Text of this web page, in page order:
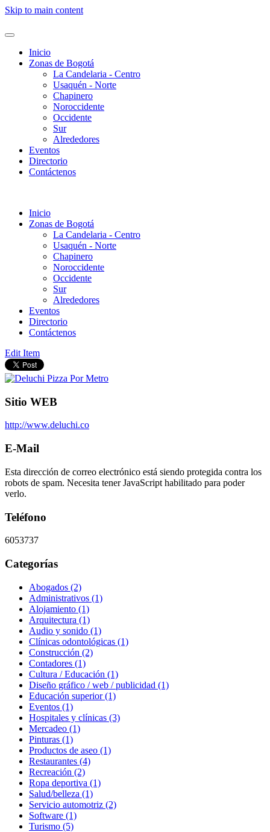
Skip to main content
Inicio
Zonas de Bogotá
La Candelaria - Centro
Usaquén - Norte
Chapinero
Noroccidente
Occidente
Sur
Alrededores
Eventos
Directorio
Contáctenos
Inicio
Zonas de Bogotá
La Candelaria - Centro
Usaquén - Norte
Chapinero
Noroccidente
Occidente
Sur
Alrededores
Eventos
Directorio
Contáctenos
Edit Item
Sitio WEB
http://www.deluchi.co
E-Mail
Esta dirección de correo electrónico está siendo protegida contra los
robots de spam. Necesita tener JavaScript habilitado para poder
verlo.
Teléfono
6053737
Categorías
Abogados (2)
Administrativos (1)
Alojamiento (1)
Arquitectura (1)
Audio y sonido (1)
Clínicas odontológicas (1)
Construcción (2)
Contadores (1)
Cultura / Educación (1)
Diseño gráfico / web / publicidad (1)
Educación superior (1)
Eventos (1)
Hospitales y clínicas (3)
Mercadeo (1)
Pinturas (1)
Productos de aseo (1)
Restaurantes (4)
Recreación (2)
Ropa deportiva (1)
Salud/belleza (1)
Servicio automotriz (2)
Software (1)
Turismo (5)